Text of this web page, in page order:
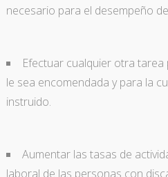
necesario para el desempeño
Efectuar cualquier otra
le sea encomendada y para la
instruido.
Aumentar las tasas de
laboral de las personas con